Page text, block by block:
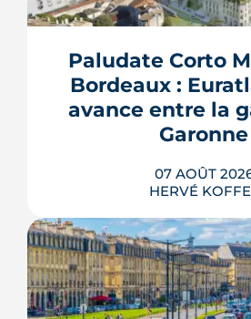
Paludate Corto
Bordeaux :
avance entre la
Garonne
07 AOÛT
HERVÉ
Entre la gare Saint-Jean